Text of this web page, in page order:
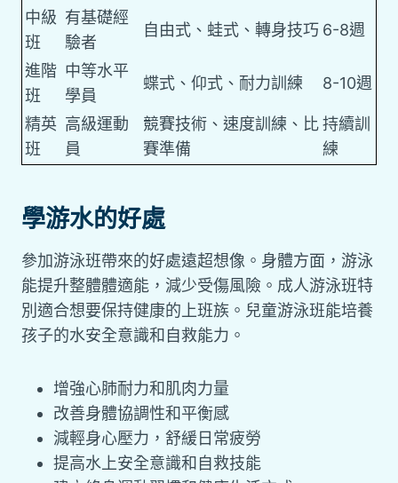
中級
班
有基礎經
驗者
自由式、蛙式、轉身技巧 6-8週
進階
班
中等水平
學員
蝶式、仰式、耐力訓練 8-10週
精英
班
高級運動
員
競賽技術、速度訓練、比
賽準備
持續訓
練
學游水的好處
參加游泳班帶來的好處遠超想像。身體方面，游泳
能提升整體體適能，減少受傷風險。成人游泳班特
別適合想要保持健康的上班族。兒童游泳班能培養
孩子的水安全意識和自救能力。
增強心肺耐力和肌肉力量
改善身體協調性和平衡感
減輕身心壓力，舒緩日常疲勞
提高水上安全意識和自救技能